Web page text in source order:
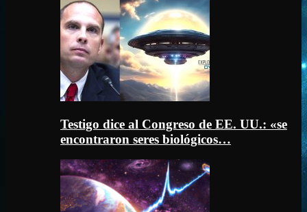
Testigo dice al Congreso de EE. UU.: «se
encontraron seres biológicos…